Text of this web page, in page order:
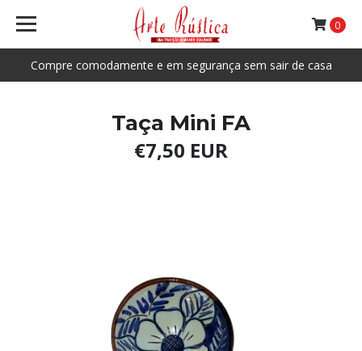
Compre comodamente e em segurança sem sair de casa
0
Taça Mini FA
€7,50 EUR